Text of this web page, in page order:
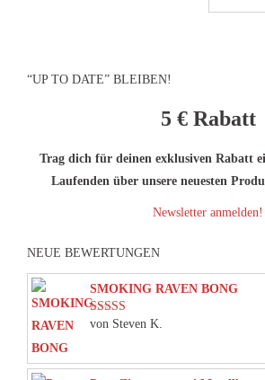
“UP TO DATE” BLEIBEN!
5 € Rabatt
Trag dich für deinen exklusiven Rabatt
Laufenden über unsere neuesten
Newsletter anmelden!
NEUE BEWERTUNGEN
SMOKING RAVEN BONG
Bewertet mit
von Steven K.